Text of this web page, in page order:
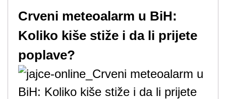
Crveni meteoalarm u BiH:
Koliko kiše stiže i da li prijete
poplave?